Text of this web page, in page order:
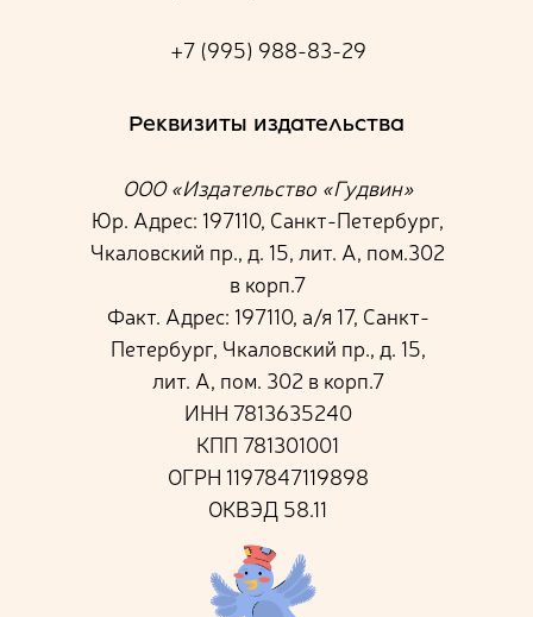
Реквизиты издательства
ООО «Издательство «Гудвин»
Юр. Адрес: 197110, Санкт-Петербург,
Чкаловский пр., д. 15, лит. А, пом.302
в корп.7
Факт. Адрес: 197110, а/я 17, Санкт-
Петербург, Чкаловский пр., д. 15,
лит. А, пом. 302 в корп.7
ИНН 7813635240
КПП 781301001
ОГРН 1197847119898
ОКВЭД 58.11
+7 (995) 988-83-29